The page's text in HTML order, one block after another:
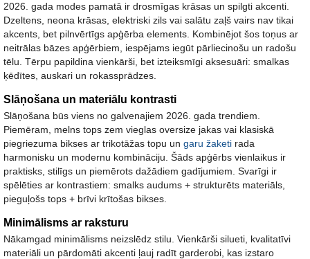
2026. gada modes pamatā ir drosmīgas krāsas un spilgti akcenti.
Dzeltens, neona krāsas, elektriski zils vai salātu zaļš vairs nav tikai
akcents, bet pilnvērtīgs apģērba elements. Kombinējot šos toņus ar
neitrālas bāzes apģērbiem, iespējams iegūt pārliecinošu un radošu
tēlu. Tērpu papildina vienkārši, bet izteiksmīgi aksesuāri: smalkas
ķēdītes, auskari un rokassprādzes.
Slāņošana un materiālu kontrasti
Slāņošana būs viens no galvenajiem 2026. gada trendiem.
Piemēram, melns tops zem vieglas oversize jakas vai klasiskā
piegriezuma bikses ar trikotāžas topu un garu žaketi rada
harmonisku un modernu kombināciju. Šāds apģērbs vienlaikus ir
praktisks, stilīgs un piemērots dažādiem gadījumiem. Svarīgi ir
spēlēties ar kontrastiem: smalks audums + strukturēts materiāls,
pieguļošs tops + brīvi krītošas bikses.
Minimālisms ar raksturu
Nākamgad minimālisms neizslēdz stilu. Vienkārši silueti, kvalitatīvi
materiāli un pārdomāti akcenti ļauj radīt garderobi, kas izstaro